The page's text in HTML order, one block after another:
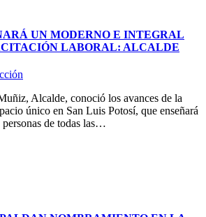
UN MODERNO E INTEGRAL
LABORAL: ALCALDE
Alcalde, conoció los avances de la
único en San Luis Potosí, que enseñará
de todas las…